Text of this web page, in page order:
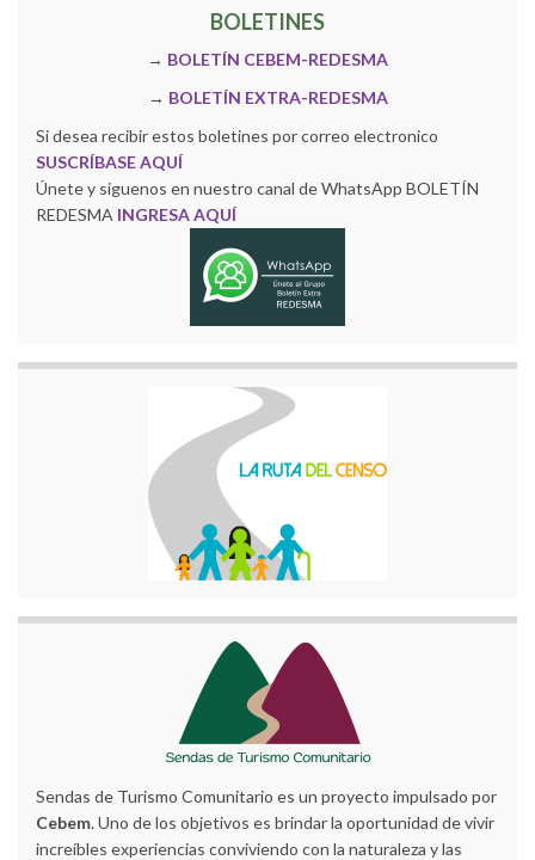
BOLETINES
→ BOLETÍN CEBEM-REDESMA
→ BOLETÍN EXTRA-REDESMA
Si desea recibir estos boletines por correo electronico
SUSCRÍBASE AQUÍ
Únete y siguenos en nuestro canal de WhatsApp BOLETÍN
REDESMA INGRESA AQUÍ
Sendas de Turismo Comunitario es un proyecto impulsado por
Cebem. Uno de los objetivos es brindar la oportunidad de vivir
increíbles experiencias conviviendo con la naturaleza y las